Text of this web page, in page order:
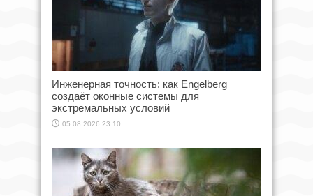
Инженерная точность: как Engelberg
создаёт оконные системы для
экстремальных условий
05.08.2026 23:10